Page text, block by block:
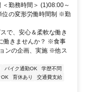
勤務時間＞ (1)08:00～
位の変形労働時間制 ※勤
で、安心＆柔軟な働き
働きませんか？ ※食事
ンの企画、実施 ※他ス
バイク通勤OK
学歴不問
OK 育休あり
交通費支給